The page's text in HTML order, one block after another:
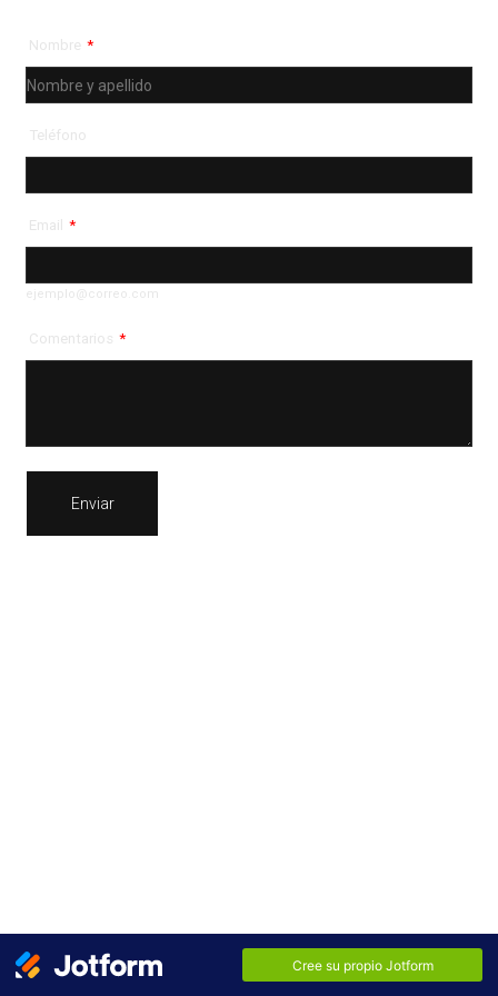
Nombre *
Teléfono
Email *
ejemplo@correo.com
Comentarios *
Enviar